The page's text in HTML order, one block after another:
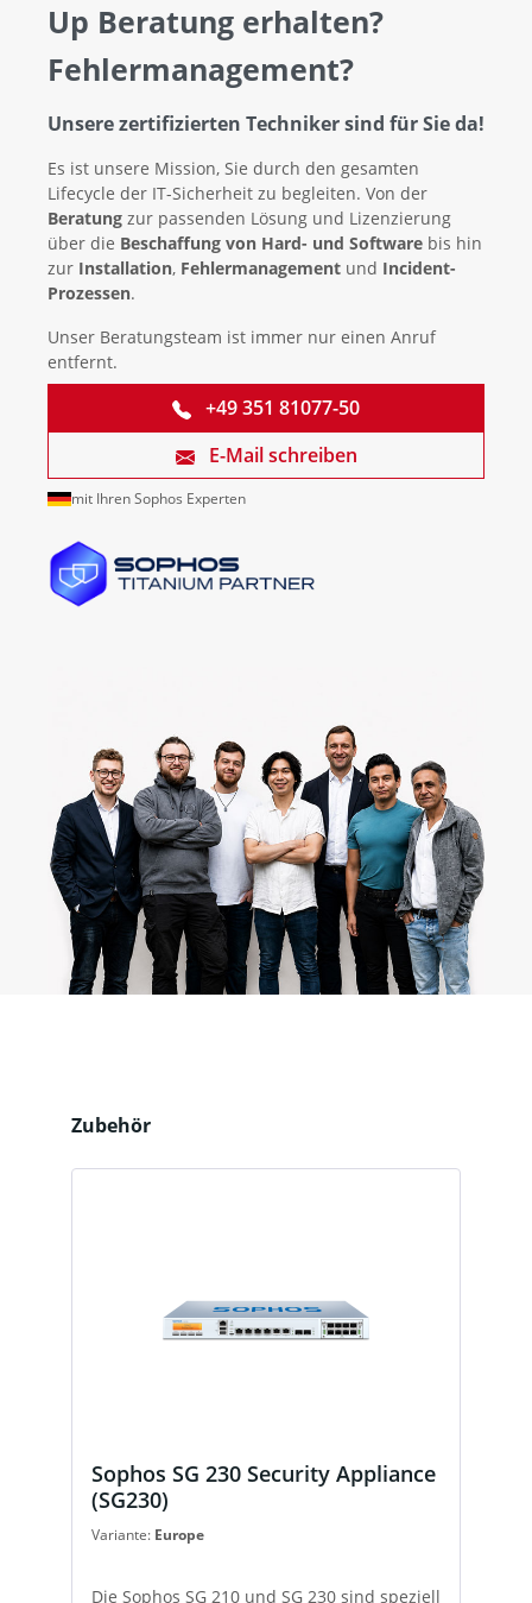
Up Beratung erhalten?
Fehlermanagement?
Unsere zertifizierten Techniker sind für Sie da!
Es ist unsere Mission, Sie durch den gesamten
Lifecycle der IT-Sicherheit zu begleiten. Von der
Beratung zur passenden Lösung und Lizenzierung
über die Beschaffung von Hard- und Software bis hin
zur Installation, Fehlermanagement und Incident-
Prozessen.
Unser Beratungsteam ist immer nur einen Anruf
entfernt.
+49 351 81077-50
E-Mail schreiben
mit Ihren Sophos Experten
Produktgalerie überspringen
Zubehör
Sophos SG 230 Security Appliance
(SG230)
Variante: Europe
Die Sophos SG 210 und SG 230 sind speziell